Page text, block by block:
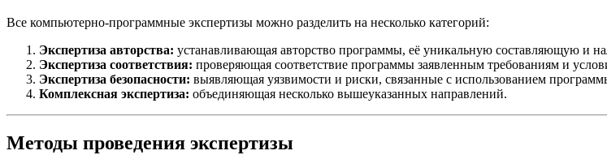
Все компьютерно-программные экспертизы можно разделить на несколько категорий:
Экспертиза авторства: устанавливающая авторство программы, её уникальную составляющую и
Экспертиза соответствия: проверяющая соответствие программы заявленным требованиям и
Экспертиза безопасности: выявляющая уязвимости и риски, связанные с использованием
Комплексная экспертиза: объединяющая несколько вышеуказанных направлений.
Методы проведения экспертизы